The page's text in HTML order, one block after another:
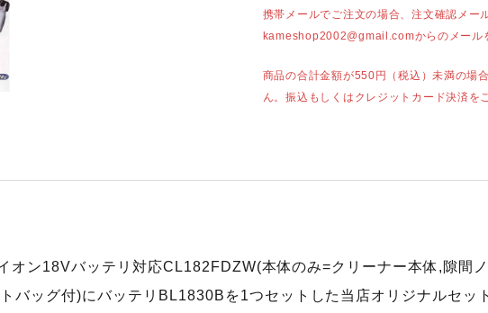
携帯メールでご注文の場合、注文確認メー
kameshop2002@gmail.comからのメール
商品の合計金額が550円（税込）未満の場
ん。振込もしくはクレジットカード決済を
オン18Vバッテリ対応CL182FDZW(本体のみ=クリーナー本体,隙間
バッグ付)にバッテリBL1830Bを1つセットした当店オリジナルセッ